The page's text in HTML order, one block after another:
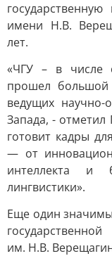
имени Н.В.
лет.
«ЧГУ – в числе
прошел
ведущих научно-
Запада, -
готовит кадры
— от
интеллекта и
лингвистики».
Еще один
им. Н.В.